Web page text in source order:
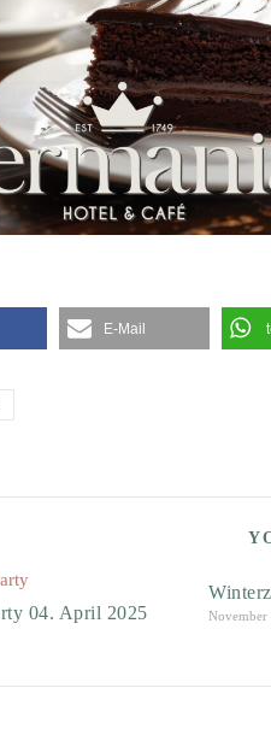
E-Mail
04. April 2025